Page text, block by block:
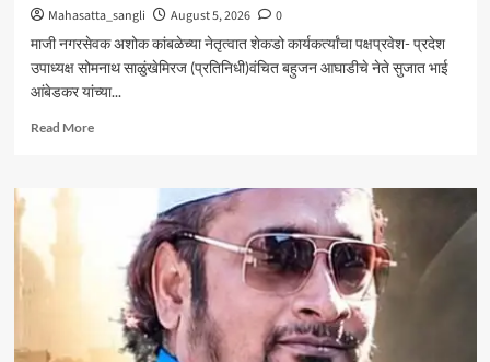
Mahasatta_sangli August 5, 2026
0
माजी नगरसेवक अशोक कांबळेच्या नेतृत्वात शेकडो कार्यकर्त्यांचा पक्षप्रवेश- प्रदेश
उपाध्यक्ष सोमनाथ साळुंखेमिरज (प्रतिनिधी)वंचित बहुजन आघाडीचे नेते सुजात भाई
आंबेडकर यांच्या...
Read MoreRead
आघाडीचा
रविवारी
मेळावा
सुजातभाई